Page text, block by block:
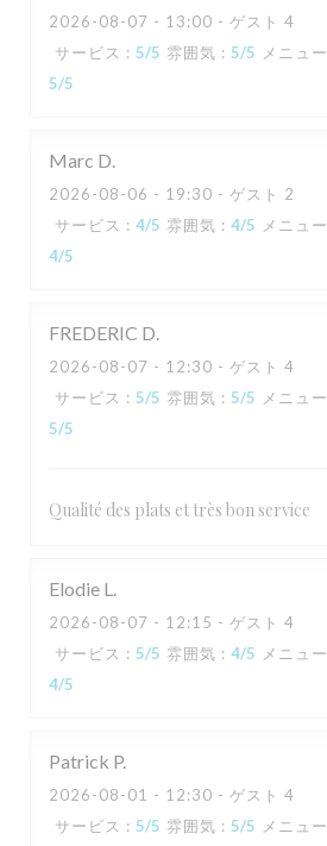
2026-08-07 - 13:00 - ゲスト 4
サービス : 5/5 雰囲気 : 5/5 メニュー
5/5
Marc D
2026-08-06 - 19:30 - ゲスト 2
サービス : 4/5 雰囲気 : 4/5 メニュー
4/5
FREDERIC D
2026-08-07 - 12:30 - ゲスト 4
サービス : 5/5 雰囲気 : 5/5 メニュー
5/5
Qualité des plats et très bon service
Elodie L
2026-08-07 - 12:15 - ゲスト 4
サービス : 5/5 雰囲気 : 4/5 メニュー
4/5
Patrick P
2026-08-01 - 12:30 - ゲスト 4
サービス : 5/5 雰囲気 : 5/5 メニュー